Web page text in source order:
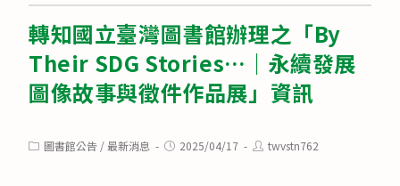
轉知國立臺灣圖書館辦理之「By
Their SDG Stories…｜永續發展
圖像故事與徵件作品展」資訊
Post圖書館公告 /最新消息
Post2025/04/17
Posttwvstn762